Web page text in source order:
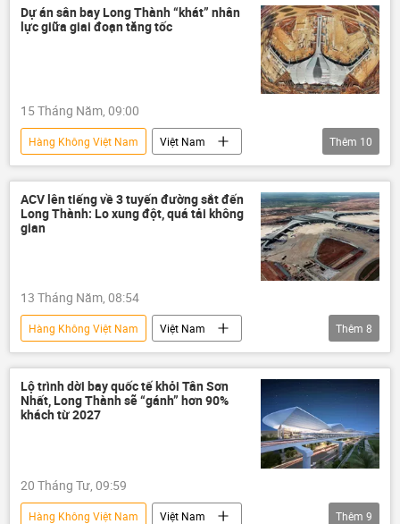
Cảng hàng không Việt Nam (ACV)
cảng hàng không
Hà Nội
quy hoạch
Dự án sân bay Long Thành “khát” nhân
lực giữa giai đoạn tăng tốc
15 Tháng Năm, 09:00
Hàng Không Việt Nam
Việt Nam
thông tin
Long Thành
Sân bay Long Thành
dự án
Bộ Xây dựng
xây dựng
Cục Hàng không Việt Nam
Thêm 10
ACV lên tiếng về 3 tuyến đường sắt đến
Long Thành: Lo xung đột, quá tải không
gian
13 Tháng Năm, 08:54
Hàng Không Việt Nam
Việt Nam
Long Thành
Sân bay Long Thành
dự án
Cảng hàng không Việt Nam (ACV)
cảng hàng không
Thêm 8
Lộ trình dời bay quốc tế khỏi Tân Sơn
Nhất, Long Thành sẽ “gánh” hơn 90%
khách từ 2027
20 Tháng Tư, 09:59
Hàng Không Việt Nam
Việt Nam
Thêm 9